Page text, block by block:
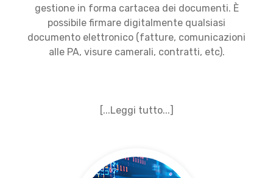
gestione in forma cartacea dei documenti. È
possibile firmare digitalmente qualsiasi
documento elettronico (fatture, comunicazioni
alle PA, visure camerali, contratti, etc).
[...Leggi tutto...]